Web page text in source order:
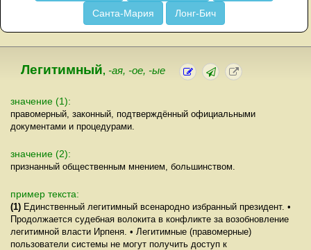
Санта-Мария Лонг-Бич
Легитимный, -ая, -ое, -ые
значение (1):
правомерный, законный, подтверждённый официальными
документами и процедурами.
значение (2):
признанный общественным мнением, большинством.
пример текста:
(1) Единственный легитимный всенародно избранный президент. •
Продолжается судебная волокита в конфликте за возобновление
легитимной власти Ирпеня. • Легитимные (правомерные)
пользователи системы не могут получить доступ к